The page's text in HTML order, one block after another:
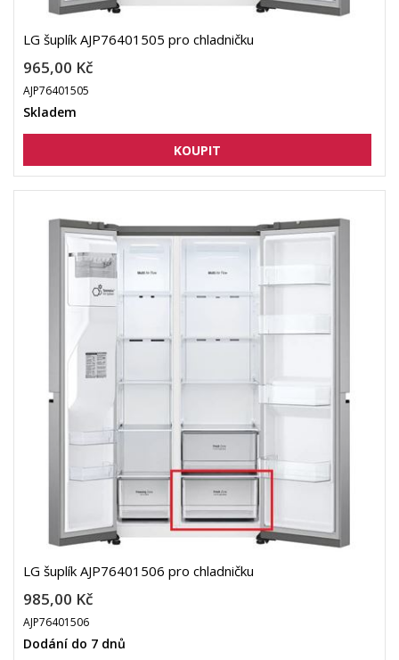
LG šuplík AJP76401505 pro chladničku
965,00 Kč
AJP76401505
Skladem
LG šuplík AJP76401506 pro chladničku
985,00 Kč
AJP76401506
Dodání do 7 dnů